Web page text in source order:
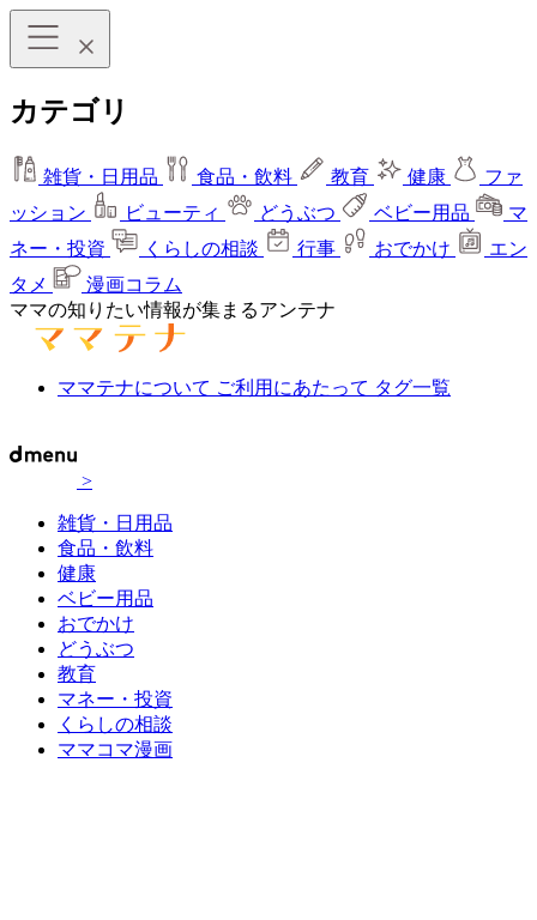
カテゴリ
雑貨・日用品 食品・飲料 教育 健康
ファ
ッション
ビューティ どうぶつ ベビー用品
マ
ネー・投資
くらしの相談 行事 おでかけ
エン
タメ
漫画コラム
ママの知りたい情報が集まるアンテナ
ママテナについて ご利用にあたって タグ一覧
>
雑貨・日用品
食品・飲料
健康
ベビー用品
おでかけ
どうぶつ
教育
マネー・投資
くらしの相談
ママコマ漫画